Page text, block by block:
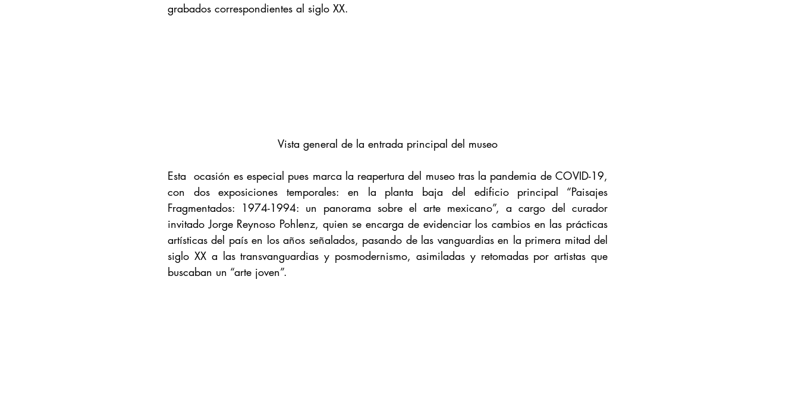
grabados correspondientes al siglo XX.
Vista general de la entrada principal del museo
Esta  ocasión es especial pues marca la reapertura del museo tras la pandemia de COVID-19,
con dos exposiciones temporales: en la planta baja del edificio principal “Paisajes
Fragmentados: 1974-1994: un panorama sobre el arte mexicano”, a cargo del curador
invitado Jorge Reynoso Pohlenz, quien se encarga de evidenciar los cambios en las prácticas
artísticas del país en los años señalados, pasando de las vanguardias en la primera mitad del
siglo XX a las transvanguardias y posmodernismo, asimiladas y retomadas por artistas que
buscaban un “arte joven”.